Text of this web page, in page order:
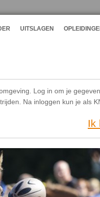
UITSLAGEN
Log in om je
Na inloggen kun je als
Ik